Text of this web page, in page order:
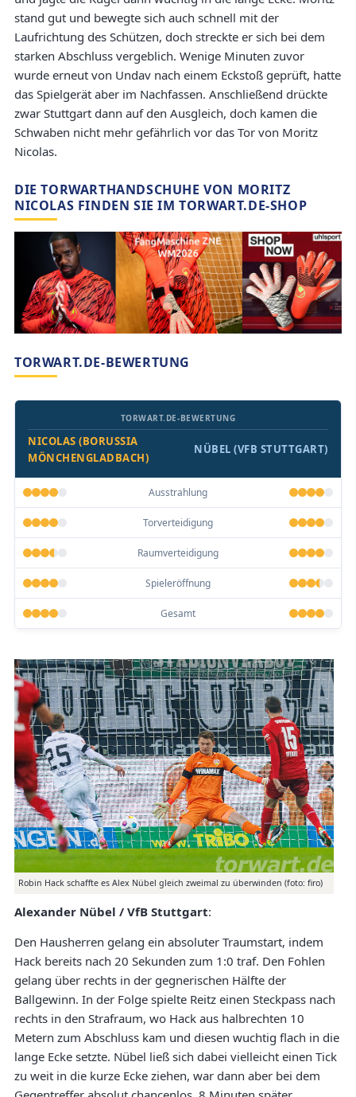
stand gut und bewegte sich auch schnell mit der
Laufrichtung des Schützen, doch streckte er sich bei dem
starken Abschluss vergeblich. Wenige Minuten zuvor
wurde erneut von Undav nach einem Eckstoß geprüft, hatte
das Spielgerät aber im Nachfassen. Anschließend drückte
zwar Stuttgart dann auf den Ausgleich, doch kamen die
Schwaben nicht mehr gefährlich vor das Tor von Moritz
Nicolas.
DIE TORWARTHANDSCHUHE VON MORITZ
NICOLAS FINDEN SIE IM TORWART.DE-SHOP
TORWART.DE-BEWERTUNG
NICOLAS (BORUSSIA
MÖNCHENGLADBACH)
TORWART.DE-BEWERTUNG
NÜBEL (VFB STUTTGART)
Ausstrahlung
Torverteidigung
Raumverteidigung
Spieleröffnung
Gesamt
Robin Hack schaffte es Alex Nübel gleich zweimal zu überwinden (foto: firo)
Alexander Nübel / VfB Stuttgart:
Den Hausherren gelang ein absoluter Traumstart, indem
Hack bereits nach 20 Sekunden zum 1:0 traf. Den Fohlen
gelang über rechts in der gegnerischen Hälfte der
Ballgewinn. In der Folge spielte Reitz einen Steckpass nach
rechts in den Strafraum, wo Hack aus halbrechten 10
Metern zum Abschluss kam und diesen wuchtig flach in die
lange Ecke setzte. Nübel ließ sich dabei vielleicht einen Tick
zu weit in die kurze Ecke ziehen, war dann aber bei dem